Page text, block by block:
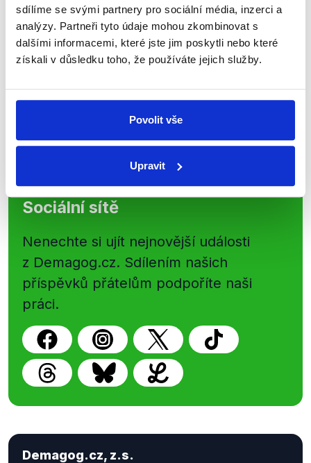
sdílíme se svými partnery pro sociální média, inzerci a
analýzy. Partneři tyto údaje mohou zkombinovat s
dalšími informacemi, které jste jim poskytli nebo které
získali v důsledku toho, že používáte jejich služby.
Povolit vše
Upravit
kanálu, kde pravidelně přinášíme
shrnutí nejzajímavějších článků a analýz.
Začněte nás odebírat, a mějte tak
nepravdy se zrovna v Česku šíří.
Sociální sítě
Nenechte si ujít nejnovější události
z Demagog.cz. Sdílením našich
příspěvků přátelům podpoříte naši
práci.
Demagog.cz, z.s.